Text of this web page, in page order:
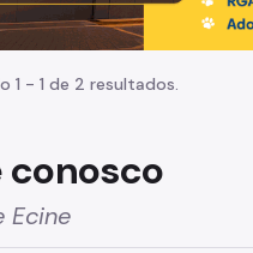
1 - 1 de 2 resultados.
conosco
Ecine